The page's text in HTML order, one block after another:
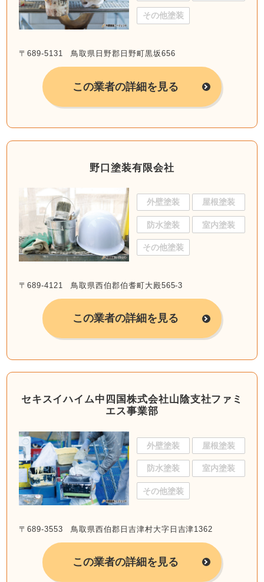
その他塗装
〒689-5131 鳥取県日野郡日野町黒坂656
この業者の詳細を見る
野口塗装有限会社
外壁塗装 屋根塗装
防水塗装 室内塗装
その他塗装
〒689-4121 鳥取県西伯郡伯耆町大殿565-3
この業者の詳細を見る
セキスイハイム中四国株式会社山陰支社ファミ
エス事業部
外壁塗装 屋根塗装
防水塗装 室内塗装
その他塗装
〒689-3553 鳥取県西伯郡日吉津村大字日吉津1362
この業者の詳細を見る